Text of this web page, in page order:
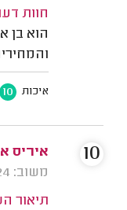
חוות
הוא בן
איכות 10
איריס
משוב: 18/02/2024
תיאור
10